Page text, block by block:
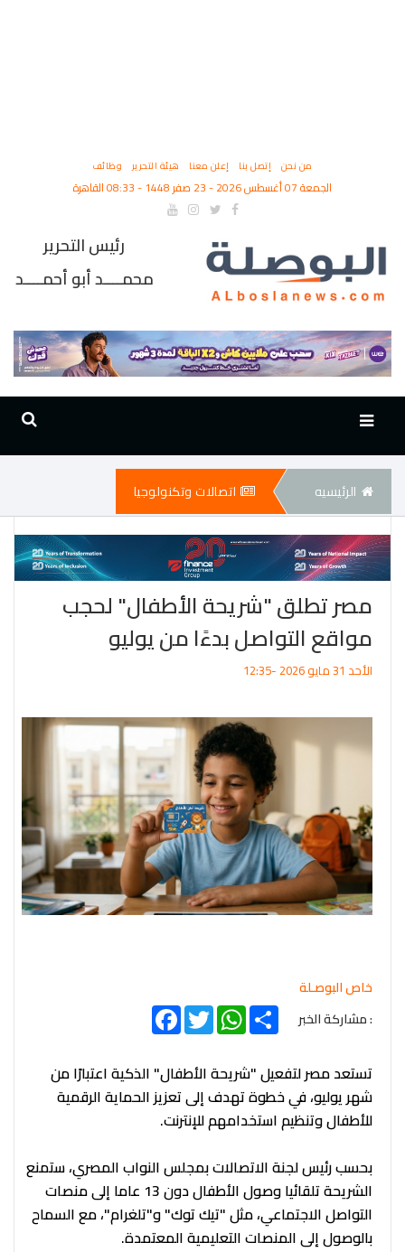
من نحن إتصل بنا إعلن معنا هيئة التحرير وظائف
الجمعة 07 أغسطس 2026 - 23 صفر 1448 - 08:33 القاهرة
رئيس التحرير
محمــــد أبو أحمــــد
الرئيسيه اتصالات وتكنولوجيا
مصر تطلق "شريحة الأطفال" لحجب
مواقع التواصل بدءًا من يوليو
الأحد 31 مايو 2026 -12:35
خاص البوصـلة
: مشاركة الخبر
FacebookTwitter
WhatsAppShare
تستعد مصر لتفعيل "شريحة الأطفال" الذكية اعتبارًا من
شهر يوليو، في خطوة تهدف إلى تعزيز الحماية الرقمية
للأطفال وتنظيم استخدامهم للإنترنت.
بحسب رئيس لجنة الاتصالات بمجلس النواب المصري، ستمنع
الشريحة تلقائيا وصول الأطفال دون 13 عاما إلى منصات
التواصل الاجتماعي، مثل "تيك توك" و"تلغرام"، مع السماح
بالوصول إلى المنصات التعليمية المعتمدة.